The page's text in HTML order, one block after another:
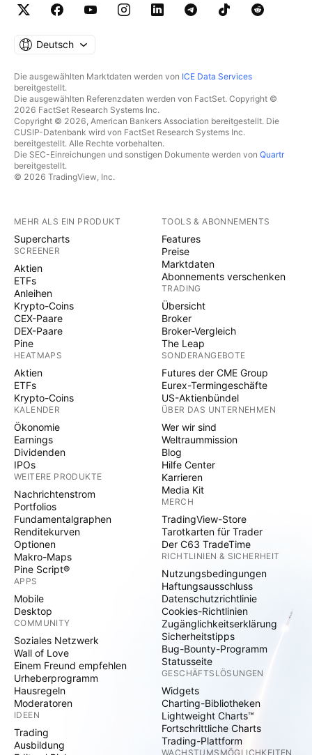
Deutsch
Die ausgewählten Marktdaten werden von ICE Data Services
bereitgestellt.
Die ausgewählten Referenzdaten werden von FactSet. Copyright ©
2026 FactSet Research Systems Inc.
Copyright © 2026, American Bankers Association bereitgestellt. Die
CUSIP-Datenbank wird von FactSet Research Systems Inc.
bereitgestellt. Alle Rechte vorbehalten.
Die SEC-Einreichungen und sonstigen Dokumente werden von Quartr
bereitgestellt.
© 2026 TradingView, Inc.
MEHR ALS EIN PRODUKT
Supercharts
SCREENER
Aktien
ETFs
Anleihen
Krypto-Coins
CEX-Paare
DEX-Paare
Pine
HEATMAPS
Aktien
ETFs
Krypto-Coins
KALENDER
Ökonomie
Earnings
Dividenden
IPOs
WEITERE PRODUKTE
Nachrichtenstrom
Portfolios
Fundamentalgraphen
Renditekurven
Optionen
Makro-Maps
Pine Script®
APPS
Mobile
Desktop
COMMUNITY
Soziales Netzwerk
Wall of Love
Einem Freund empfehlen
Urheberprogramm
Hausregeln
Moderatoren
IDEEN
Trading
Ausbildung
TOOLS & ABONNEMENTS
Features
Preise
Marktdaten
Abonnements verschenken
TRADING
Übersicht
Broker
Broker-Vergleich
The Leap
SONDERANGEBOTE
Futures der CME Group
Eurex-Termingeschäfte
US-Aktienbündel
ÜBER DAS UNTERNEHMEN
Wer wir sind
Weltraummission
Blog
Hilfe Center
Karrieren
Media Kit
MERCH
TradingView-Store
Tarotkarten für Trader
Der C63 TradeTime
RICHTLINIEN & SICHERHEIT
Nutzungsbedingungen
Haftungsausschluss
Datenschutzrichtlinie
Cookies-Richtlinien
Zugänglichkeitserklärung
Sicherheitstipps
Bug-Bounty-Programm
Statusseite
GESCHÄFTSLÖSUNGEN
Widgets
Charting-Bibliotheken
Lightweight Charts™
Fortschrittliche Charts
Trading-Plattform
WACHSTUMSMÖGLICHKEITEN